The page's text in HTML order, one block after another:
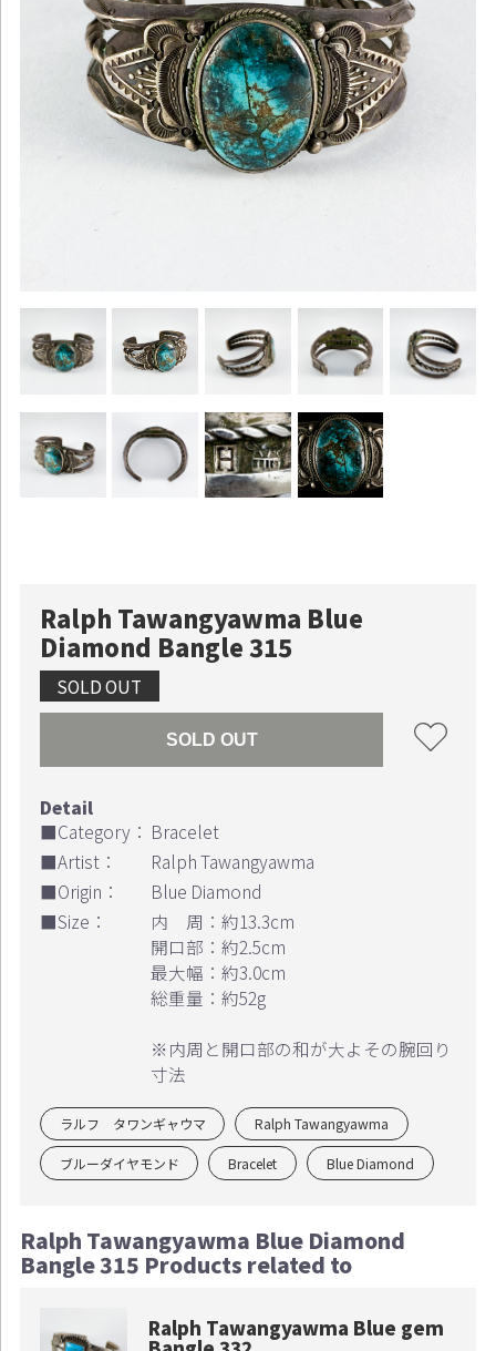
Ralph Tawangyawma Blue
Diamond Bangle 315
SOLD OUT
SOLD OUT
■Category： Bracelet
■Artist：
Ralph Tawangyawma
■Origin：
Blue Diamond
■Size：
内 周：約13.3cm
開口部：約2.5cm
最大幅：約3.0cm
総重量：約52g
※内周と開口部の和が大よその腕回り
寸法
ラルフ タワンギャウマ Ralph Tawangyawma
ブルーダイヤモンド Bracelet Blue Diamond
Ralph Tawangyawma Blue Diamond
Bangle 315 Products related to
Ralph Tawangyawma Blue gem